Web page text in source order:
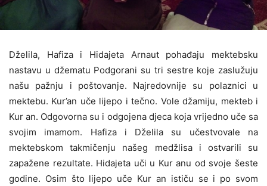
Dželila, Hafiza i Hidajeta Arnaut pohađaju mektebsku
nastavu u džematu Podgorani su tri sestre koje zaslužuju
našu pažnju i poštovanje. Najredovnije su polaznici u
mektebu. Kur’an uče lijepo i tečno. Vole džamiju, mekteb i
Kur an. Odgovorna su i odgojena djeca koja vrijedno uče sa
svojim imamom. Hafiza i Dželila su učestvovale na
mektebskom takmičenju našeg medžlisa i ostvarili su
zapažene rezultate. Hidajeta uči u Kur anu od svoje šeste
godine. Osim što lijepo uče Kur an ističu se i po svom